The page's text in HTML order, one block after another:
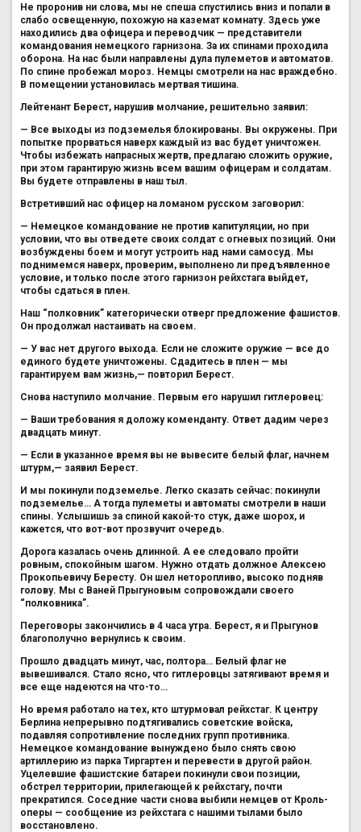
Не проронив ни слова, мы не спеша спустились вниз и попали в
слабо освещенную, похожую на каземат комнату. Здесь уже
находились два офицера и переводчик — представители
командования немецкого гарнизона. За их спинами проходила
оборона. На нас были направлены дула пулеметов и автоматов.
По спине пробежал мороз. Немцы смотрели на нас враждебно.
В помещении установилась мертвая тишина.
Лейтенант Берест, нарушив молчание, решительно заявил:
— Все выходы из подземелья блокированы. Вы окружены. При
попытке прорваться наверх каждый из вас будет уничтожен.
Чтобы избежать напрасных жертв, предлагаю сложить оружие,
при этом гарантирую жизнь всем вашим офицерам и солдатам.
Вы будете отправлены в наш тыл.
Встретивший нас офицер на ломаном русском заговорил:
— Немецкое командование не против капитуляции, но при
условии, что вы отведете своих солдат с огневых позиций. Они
возбуждены боем и могут устроить над нами самосуд. Мы
поднимемся наверх, проверим, выполнено ли предъявленное
условие, и только после этого гарнизон рейхстага выйдет,
чтобы сдаться в плен.
Наш “полковник” категорически отверг предложение фашистов.
Он продолжал настаивать на своем.
— У вас нет другого выхода. Если не сложите оружие — все до
единого будете уничтожены. Сдадитесь в плен — мы
гарантируем вам жизнь,— повторил Берест.
Снова наступило молчание. Первым его нарушил гитлеровец:
— Ваши требования я доложу коменданту. Ответ дадим через
двадцать минут.
— Если в указанное время вы не вывесите белый флаг, начнем
штурм,— заявил Берест.
И мы покинули подземелье. Легко сказать сейчас: покинули
подземелье… А тогда пулеметы и автоматы смотрели в наши
спины. Услышишь за спиной какой-то стук, даже шорох, и
кажется, что вот-вот прозвучит очередь.
Дорога казалась очень длинной. А ее следовало пройти
ровным, спокойным шагом. Нужно отдать должное Алексею
Прокопьевичу Бересту. Он шел неторопливо, высоко подняв
голову. Мы с Ваней Прыгуновым сопровождали своего
“полковника”.
Переговоры закончились в 4 часа утра. Берест, я и Прыгунов
благополучно вернулись к своим.
Прошло двадцать минут, час, полтора… Белый флаг не
вывешивался. Стало ясно, что гитлеровцы затягивают время и
все еще надеются на что-то…
Но время работало на тех, кто штурмовал рейхстаг. К центру
Берлина непрерывно подтягивались советские войска,
подавляя сопротивление последних групп противника.
Немецкое командование вынуждено было снять свою
артиллерию из парка Тиргартен и перевести в другой район.
Уцелевшие фашистские батареи покинули свои позиции,
обстрел территории, прилегающей к рейхстагу, почти
прекратился. Соседние части снова выбили немцев от Кроль-
оперы — сообщение из рейхстага с нашими тылами было
восстановлено.